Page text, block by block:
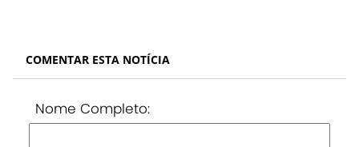
COMENTAR ESTA NOTÍCIA
Nome Completo: